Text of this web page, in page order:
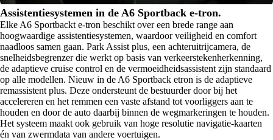
Assistentiesystemen in de A6 Sportback e-tron.
Elke A6 Sportbackt e-tron beschikt over een brede range aan
hoogwaardige assistentiesystemen, waardoor veiligheid en comfort
naadloos samen gaan. Park Assist plus, een achteruitrijcamera, de
snelheidsbegrenzer die werkt op basis van verkeerstekenherkenning,
de adaptieve cruise control en de vermoeidheidsassistent zijn standaard
op alle modellen. Nieuw in de A6 Sportback etron is de adaptieve
remassistent plus. Deze ondersteunt de bestuurder door bij het
accelereren en het remmen een vaste afstand tot voorliggers aan te
houden en door de auto daarbij binnen de wegmarkeringen te houden.
Het systeem maakt ook gebruik van hoge resolutie navigatie-kaarten
én van zwermdata van andere voertuigen.